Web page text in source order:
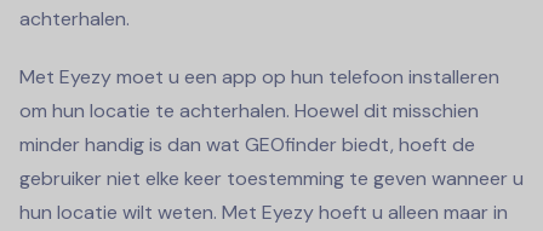
achterhalen.
Met Eyezy moet u een app op hun telefoon installeren
om hun locatie te achterhalen. Hoewel dit misschien
minder handig is dan wat GEOfinder biedt, hoeft de
gebruiker niet elke keer toestemming te geven wanneer u
hun locatie wilt weten. Met Eyezy hoeft u alleen maar in